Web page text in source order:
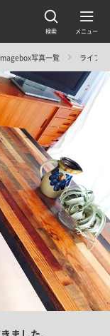
写真一覧 ライフ